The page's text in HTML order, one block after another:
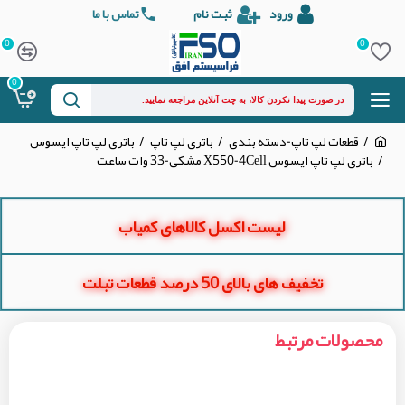
ورود ثبت نام تماس با ما
0
0
0
قطعات لپ تاپ-دسته بندی باتری لپ تاپ باتری لپ تاپ ایسوس
باتری لپ تاپ ایسوس X550-4Cell مشکی-33 وات ساعت
لیست اکسل کالاهای کمیاب
تخفیف های بالای 50 درصد قطعات تبلت
محصولات مرتبط